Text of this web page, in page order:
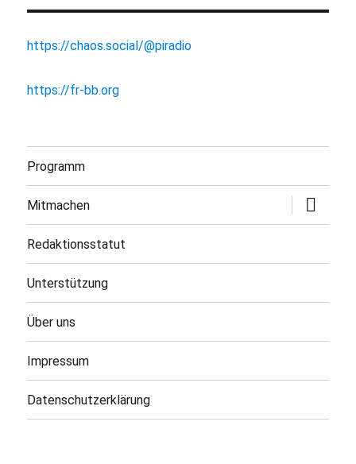
https://chaos.social/@piradio
https://fr-bb.org
Programm
Mitmachen
öffnen
Redaktionsstatut
Unterstützung
Über uns
Impressum
Datenschutzerklärung